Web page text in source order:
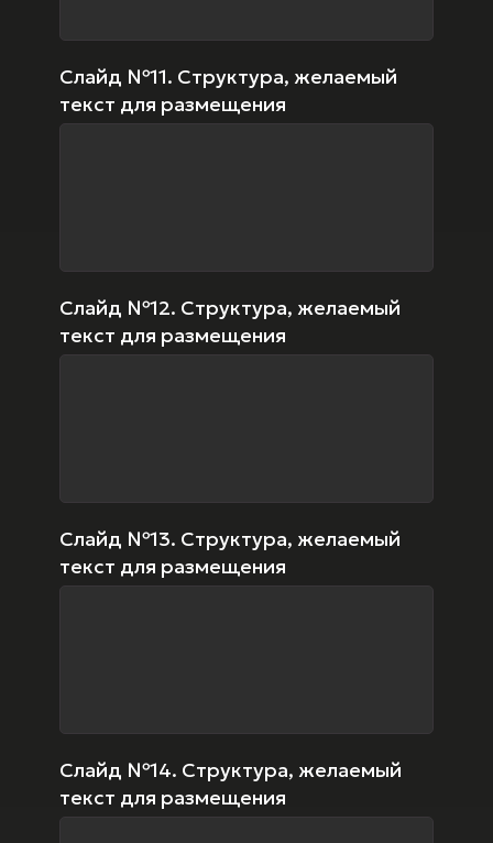
Слайд №11. Структура, желаемый
текст для размещения
Слайд №12. Структура, желаемый
текст для размещения
Слайд №13. Структура, желаемый
текст для размещения
Слайд №14. Структура, желаемый
текст для размещения